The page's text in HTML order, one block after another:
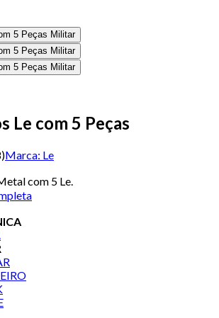
Le com 5 Peças
)Marca: Le
com 5 Le.